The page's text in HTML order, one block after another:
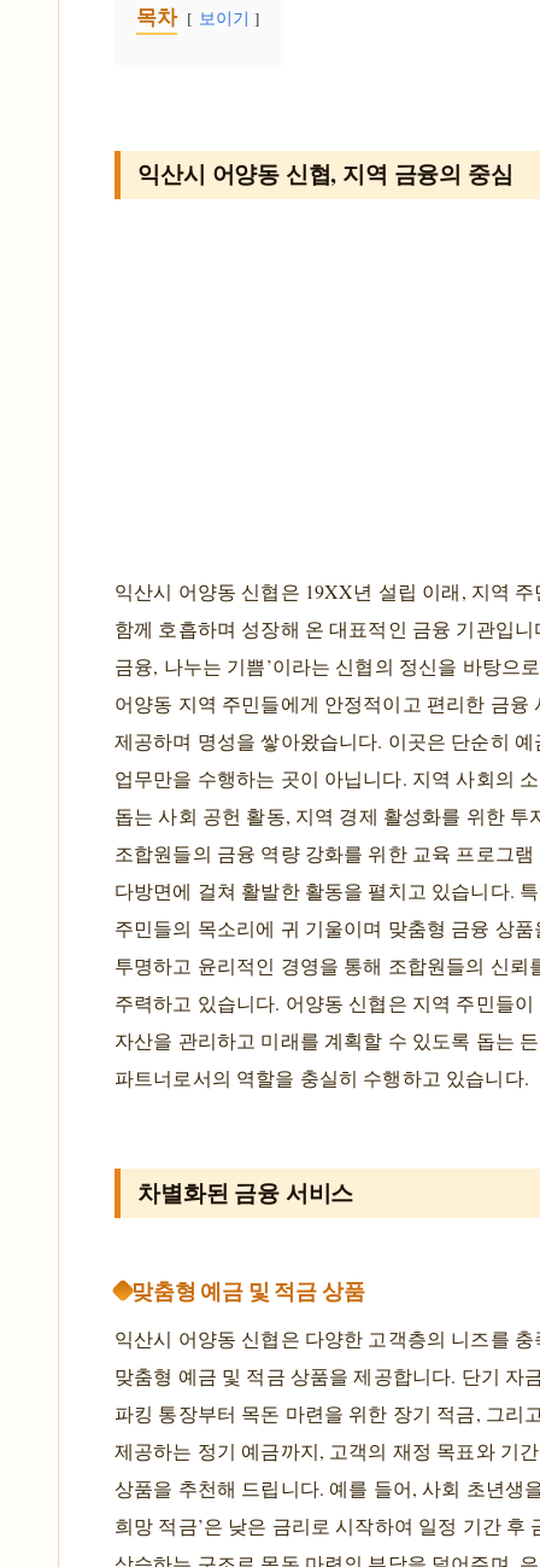
목차 보이기
익산시 어양동 신협, 지역 금융의 중심
익산시 어양동 신협은 19XX년 설립 이래, 지역
함께 호흡하며 성장해 온 대표적인 금융 기관입니
금융, 나누는 기쁨’이라는 신협의 정신을 바탕으
어양동 지역 주민들에게 안정적이고 편리한 금융
제공하며 명성을 쌓아왔습니다. 이곳은 단순히
업무만을 수행하는 곳이 아닙니다. 지역 사회의
돕는 사회 공헌 활동, 지역 경제 활성화를 위한 투
조합원들의 금융 역량 강화를 위한 교육 프로그램
다방면에 걸쳐 활발한 활동을 펼치고 있습니다.
주민들의 목소리에 귀 기울이며 맞춤형 금융 상
투명하고 윤리적인 경영을 통해 조합원들의 신뢰
주력하고 있습니다. 어양동 신협은 지역 주민들
자산을 관리하고 미래를 계획할 수 있도록 돕는
파트너로서의 역할을 충실히 수행하고 있습니다.
차별화된 금융 서비스
맞춤형 예금 및 적금 상품
익산시 어양동 신협은 다양한 고객층의 니즈를
맞춤형 예금 및 적금 상품을 제공합니다. 단기 자
파킹 통장부터 목돈 마련을 위한 장기 적금, 그리
제공하는 정기 예금까지, 고객의 재정 목표와 기
상품을 추천해 드립니다. 예를 들어, 사회 초년생
희망 적금’은 낮은 금리로 시작하여 일정 기간 후